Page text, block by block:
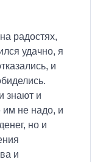
радостях,
удачно, я
и
знают и
им не надо, и
но и
и